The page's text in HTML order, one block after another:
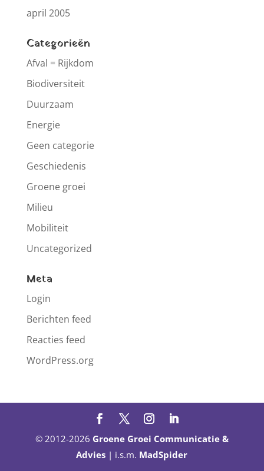
april 2005
Categorieën
Afval = Rijkdom
Biodiversiteit
Duurzaam
Energie
Geen categorie
Geschiedenis
Groene groei
Milieu
Mobiliteit
Uncategorized
Meta
Login
Berichten feed
Reacties feed
WordPress.org
© 2012-2026 Groene Groei Communicatie &
Advies | i.s.m. MadSpider